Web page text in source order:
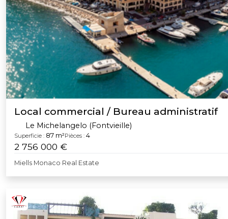
Local commercial / Bureau administratif
Le Michelangelo (Fontvieille)
Superficie : 87 m²Pièces : 4
2 756 000 €
Miells Monaco Real Estate